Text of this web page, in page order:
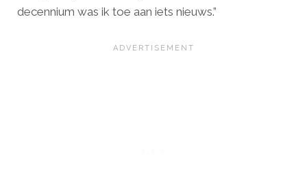
decennium was ik toe aan iets nieuws.”